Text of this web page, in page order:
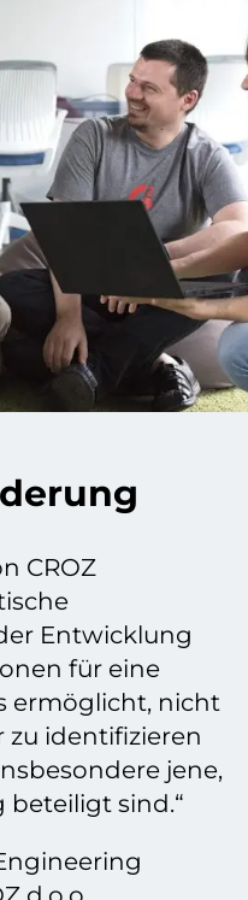
CROZ
Entwicklung
für eine
ermöglicht, nicht
zu identifizieren
jene,
beteiligt sind.“